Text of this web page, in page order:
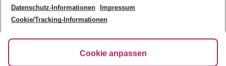
Cookie-Einstellungen ändern
Cookie-Richtlinie
Agenturbetreuung
Barrierefreies Reisen
HanseMerkur Reiseversicherung
Folge uns
Datenschutz-Informationen
Impressum
Cookie/Tracking-Informationen
Cookie anpassen